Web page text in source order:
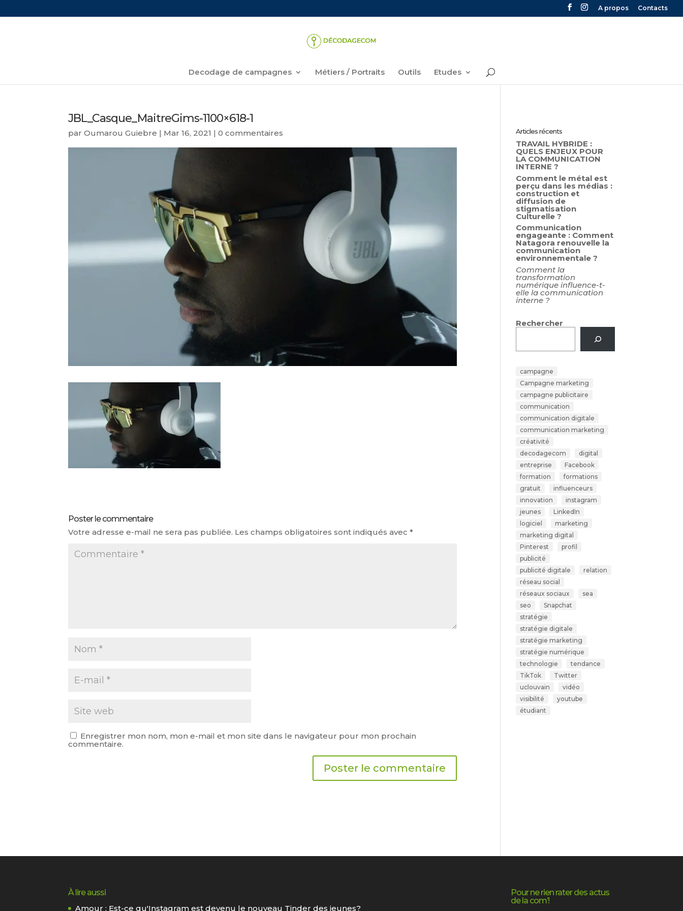
A propos Contacts
Decodage de campagnes Métiers / Portraits Outils Etudes
JBL_Casque_MaitreGims-1100×618-1
parOumarou Guiebre | Mar 16, 2021 |0 commentaires
Poster le commentaire
Votre adresse e-mail ne sera pas publiée. Les champs obligatoires sont indiqués avec*
Enregistrer mon nom, mon e-mail et mon site dans le navigateur pour mon prochain
commentaire.
Articles récents
TRAVAIL HYBRIDE :
QUELS ENJEUX POUR
LA COMMUNICATION
INTERNE ?
Comment le métal est
perçu dans les médias :
construction et
diffusion de
stigmatisation
Culturelle ?
Communication
engageante : Comment
Natagora renouvelle la
communication
environnementale ?
Comment la
transformation
numérique influence-t-
elle la communication
interne ?
Rechercher
campagne
Campagne marketing
campagne publicitaire
communication
communication digitale
communication marketing
créativité
decodagecom
digital
entreprise
Facebook
formation
formations
gratuit
influenceurs
innovation
instagram
jeunes
LinkedIn
logiciel
marketing
marketing digital
Pinterest
profil
publicité
publicité digitale
relation
réseau social
réseaux sociaux
sea
seo
Snapchat
stratégie
stratégie digitale
stratégie marketing
stratégie numérique
technologie
tendance
TikTok
Twitter
uclouvain
vidéo
visibilité
youtube
étudiant
À lire aussi
Amour : Est-ce qu'Instagram est devenu le nouveau Tinder des jeunes?
Pour ne rien rater des actus
de la com’!